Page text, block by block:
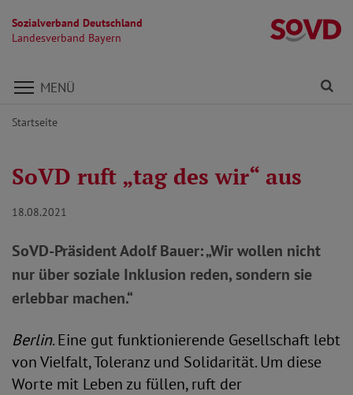
Sozialverband Deutschland
Landesverband Bayern
Direkt zu den Inhalten springen
MENÜ
Startseite
SoVD ruft „tag des wir“ aus
18.08.2021
SoVD-Präsident Adolf Bauer: „Wir wollen nicht
nur über soziale Inklusion reden, sondern sie
erlebbar machen.“
Berlin. Eine gut funktionierende Gesellschaft lebt
von Vielfalt, Toleranz und Solidarität. Um diese
Worte mit Leben zu füllen, ruft der